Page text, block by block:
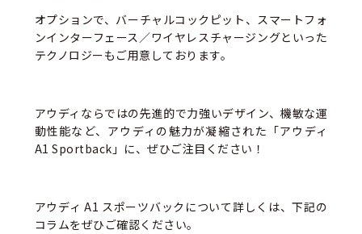
オプションで、バーチャルコックピット、スマートフォ
ンインターフェース／ワイヤレスチャージングといった
テクノロジーもご用意しております。
アウディならではの先進的で力強いデザイン、機敏な運
動性能など、アウディの魅力が凝縮された「アウディ
A1 Sportback」に、ぜひご注目ください！
アウディ A1 スポーツバックについて詳しくは、下記の
コラムをぜひご確認ください。